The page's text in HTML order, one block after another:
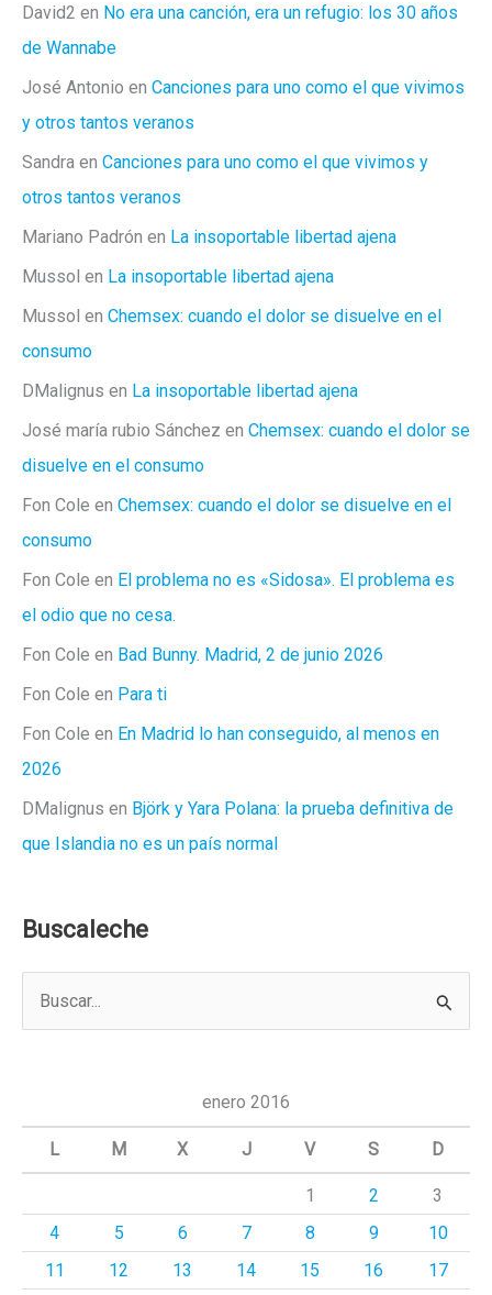
David2 en No era una canción, era un refugio: los 30 años
de Wannabe
José Antonio en Canciones para uno como el que vivimos
y otros tantos veranos
Sandra en Canciones para uno como el que vivimos y
otros tantos veranos
Mariano Padrón en La insoportable libertad ajena
Mussol en La insoportable libertad ajena
Mussol en Chemsex: cuando el dolor se disuelve en el
consumo
DMalignus en La insoportable libertad ajena
José maría rubio Sánchez en Chemsex: cuando el dolor se
disuelve en el consumo
Fon Cole en Chemsex: cuando el dolor se disuelve en el
consumo
Fon Cole en El problema no es «Sidosa». El problema es
el odio que no cesa.
Fon Cole en Bad Bunny. Madrid, 2 de junio 2026
Fon Cole en Para ti
Fon Cole en En Madrid lo han conseguido, al menos en
2026
DMalignus en Björk y Yara Polana: la prueba definitiva de
que Islandia no es un país normal
Buscaleche
a
enero 2016
L M X J V S D
1 2
3
4
5 6 7 8 9
10
11
12 13 14 15 16 17